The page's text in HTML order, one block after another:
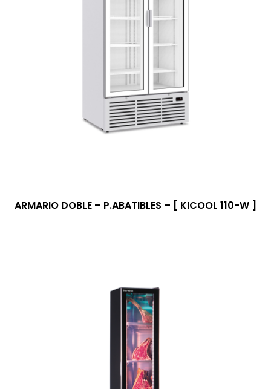
ARMARIO DOBLE – P.ABATIBLES – [ KICOOL 110-W ]